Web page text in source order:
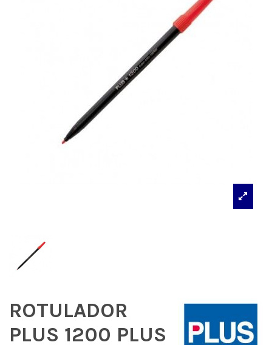
ROTULADOR
PLUS 1200 PLUS